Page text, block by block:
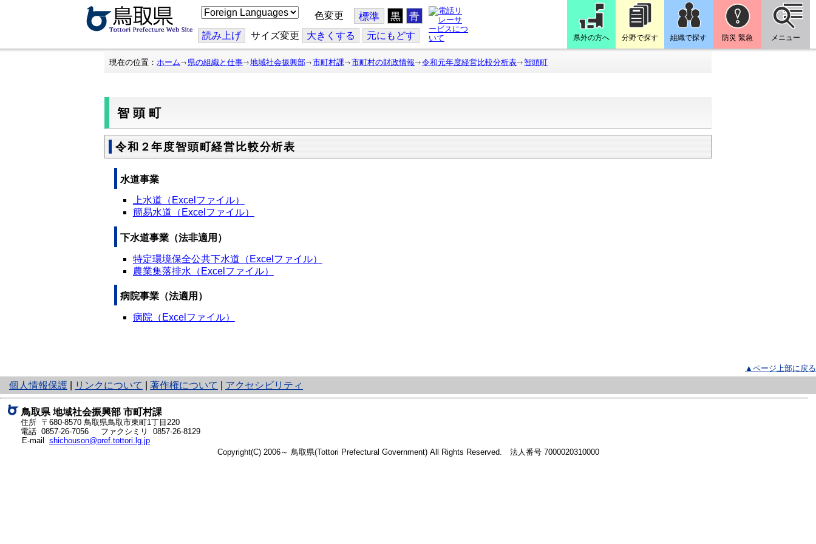
こ
の
ジ
を
翻
色変更 標準 黒 青
読み上げ サイズ変更 大きくする 元にもどす 県外の方へ 分野で探す 組織で探す 防災 緊急 メニュー
現在の位置： ホーム 県の組織と仕事 地域社会振興部 市町村課 市町村の財政情報 令和元年度経営比較分析表 智頭町
智頭町
令和２年度智頭町経営比較分析表
水道事業
上水道（Excelファイル）
簡易水道（Excelファイル）
下水道事業（法非適用）
特定環境保全公共下水道（Excelファイル）
農業集落排水（Excelファイル）
病院事業（法適用）
病院（Excelファイル）
▲ページ上部に戻る
個人情報保護
と
り
ネ
ッ
ト
へ
リンクについて 著作権について アクセシビリティ
鳥取県 地域社会振興部 市町村課
住所 〒680-8570 鳥取県鳥取市東町1丁目220
電話 0857-26-7056
ファクシミリ 0857-26-8129
E-mail shichouson@pref.tottori.lg.jp
Copyright(C) 2006～ 鳥取県(Tottori Prefectural Government) All Rights Reserved. 法人番号 7000020310000